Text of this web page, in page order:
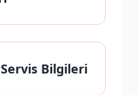
Bilgileri